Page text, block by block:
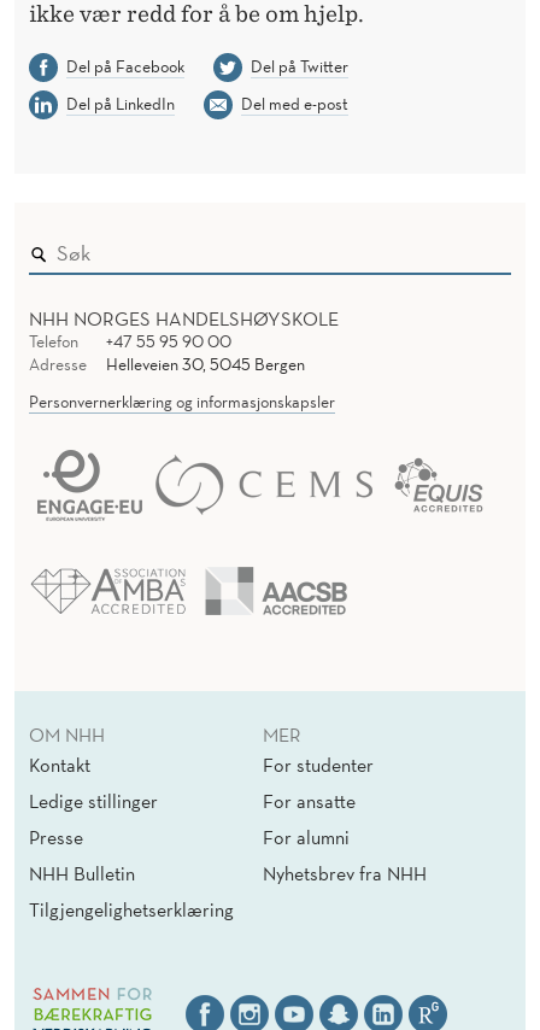
ikke vær redd for å be om hjelp.
Del på Facebook
Del på Twitter
Del på LinkedIn
Del med e-post
NHH NORGES HANDELSHØYSKOLE
Telefon
+47 55 95 90 00
Adresse
Helleveien 30, 5045 Bergen
Personvernerklæring og informasjonskapsler
OM NHH
Kontakt
Ledige stillinger
Presse
NHH Bulletin
Tilgjengelighetserklæring
MER
For studenter
For ansatte
For alumni
Nyhetsbrev fra NHH